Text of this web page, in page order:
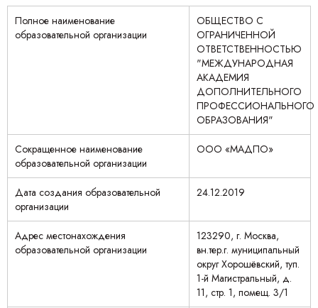
Полное наименование
образовательной организации
ОБЩЕСТВО С
ОГРАНИЧЕННОЙ
ОТВЕТСТВЕННОСТЬЮ
"МЕЖДУНАРОДНАЯ
АКАДЕМИЯ
ДОПОЛНИТЕЛЬНОГО
ПРОФЕССИОНАЛЬНОГО
ОБРАЗОВАНИЯ"
Сокращенное наименование
образовательной организации
ООО «МАДПО»
Дата создания образовательной
организации
24.12.2019
Адрес местонахождения
образовательной организации
123290, г. Москва,
вн.тер.г. муниципальный
округ Хорошёвский, туп.
1-й Магистральный, д.
11, стр. 1, помещ. 3/1